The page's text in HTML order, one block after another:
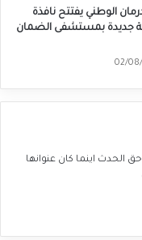
الوطني يفتتح نافذة
جديدة بمستشفى الضمان
02/
الحدث اينما كان عنوانها